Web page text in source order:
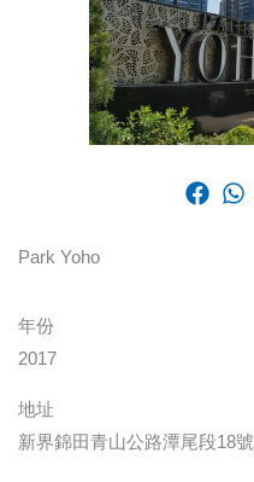
Park Yoho
年份
2017
地址
新界錦田青山公路潭尾段18號